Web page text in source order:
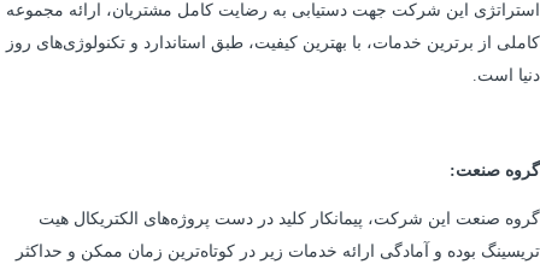
استراتژی این شرکت جهت دستیابی به رضایت کامل مشتریان، ارائه مجموعه
کاملی از برترین خدمات، با بهترین کیفیت، طبق استاندارد و تکنولوژی‌های روز
دنیا است.
گروه صنعت:
گروه صنعت این شرکت، پیمانکار کلید در دست پروژه‌های الکتریکال هیت
تریسینگ بوده و آمادگی ارائه خدمات زیر در کوتاه‌ترین زمان ممکن و حداکثر